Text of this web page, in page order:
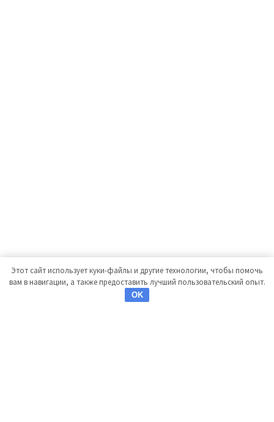
Этот сайт использует куки-файлы и другие технологии, чтобы помочь
вам в навигации, а также предоставить лучший пользовательский опыт.
OK